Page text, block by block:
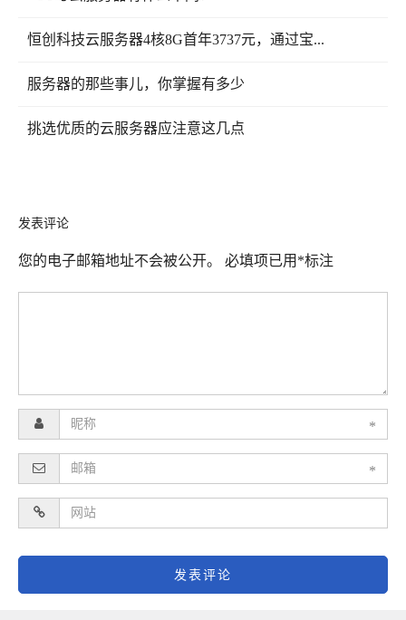
恒创科技云服务器4核8G首年3737元，通过宝...
服务器的那些事儿，你掌握有多少
挑选优质的云服务器应注意这几点
发表评论
您的电子邮箱地址不会被公开。 必填项已用 *标注
*
*